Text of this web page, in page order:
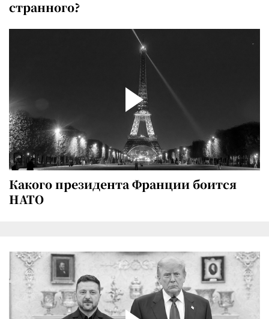
странного?
Какого президента Франции боится
НАТО